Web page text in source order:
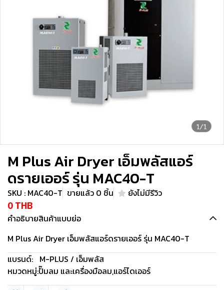
1/1
M Plus Air Dryer เอ็มพลัสแอร์
ดรายเออร์ รุ่น MAC40-T
SKU : MAC40-T ขายแล้ว 0 ชิ้น ยังไม่มีรีวิว
0 THB
คำอธิบายสินค้าแบบย่อ
M Plus Air Dryer เอ็มพลัสแอร์ดรายเออร์ รุ่น MAC40-T
แบรนด์: M-PLUS / เอ็มพลัส
หมวดหมู่:ปั๊มลม และเครื่องมือลม,แอร์ไดเออร์